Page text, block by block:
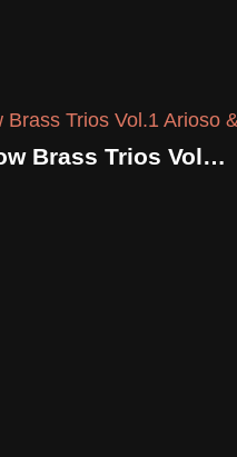
BrassTrail – Low Brass Trios Vol.1 Arioso & Eine kleine Nachtmusik